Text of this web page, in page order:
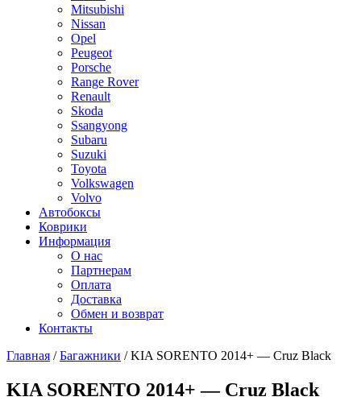
Mitsubishi
Nissan
Opel
Peugeot
Porsche
Range Rover
Renault
Skoda
Ssangyong
Subaru
Suzuki
Toyota
Volkswagen
Volvo
Автобоксы
Коврики
Информация
О нас
Партнерам
Оплата
Доставка
Обмен и возврат
Контакты
Главная /Багажники / KIA SORENTO 2014+ — Cruz Black
KIA SORENTO 2014+ — Cruz Black